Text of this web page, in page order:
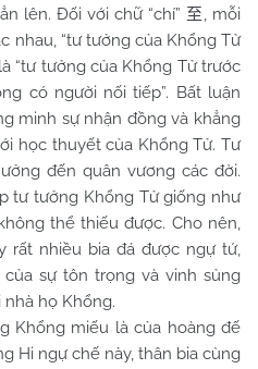
lên. Đối với chữ “chí” 至, mỗi
nhau, “tư tưởng của Khổng Tử
“tư tưởng của Khổng Tử trước
có người nối tiếp”. Bất luận
minh sự nhận đồng và khẳng
học thuyết của Khổng Tử. Tư
đến quân vương các đời.
tư tưởng Khổng Tử giống như
thể thiếu được. Cho nên,
rất nhiều bia đá được ngự tứ,
sự tôn trọng và vinh sủng
họ Khổng.
miếu là của hoàng đế
Hi ngự chế này, thân bia cùng